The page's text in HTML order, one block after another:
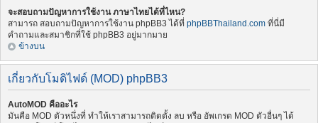
จะสอบถามปัญหาการใช้งาน ภาษาไทยได้ที่ไหน?
สามารถ สอบถามปัญหาการใช้งาน phpBB3 ได้ที่ phpBBThailand.com ที่นี่มี
คำถามและสมาชิกที่ใช้ phpBB3 อยู่มากมาย
ข้างบน
เกี่ยวกับโมดิไฟด์ (MOD) phpBB3
AutoMOD คืออะไร
มันคือ MOD ตัวหนึ่งที่ ทำให้เราสามารถติดตั้ง ลบ หรือ อัพเกรด MOD ตัวอื่นๆ ได้